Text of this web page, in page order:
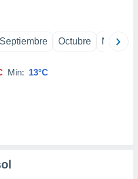
Septiembre Octubre
Min: 13°C